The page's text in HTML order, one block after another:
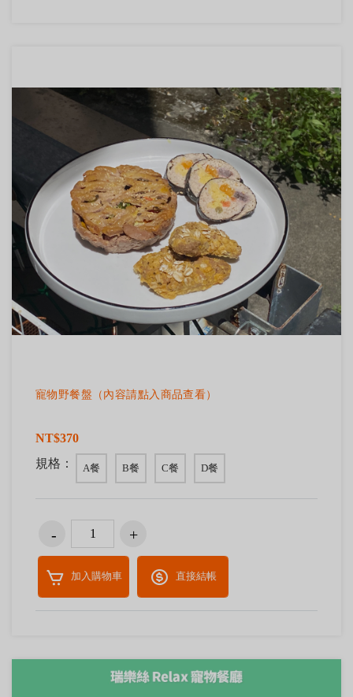
寵物野餐盤（內容請點入商品查看）
NT$370
規格：
A餐 B餐 C餐 D餐
加入購物車 直接結帳